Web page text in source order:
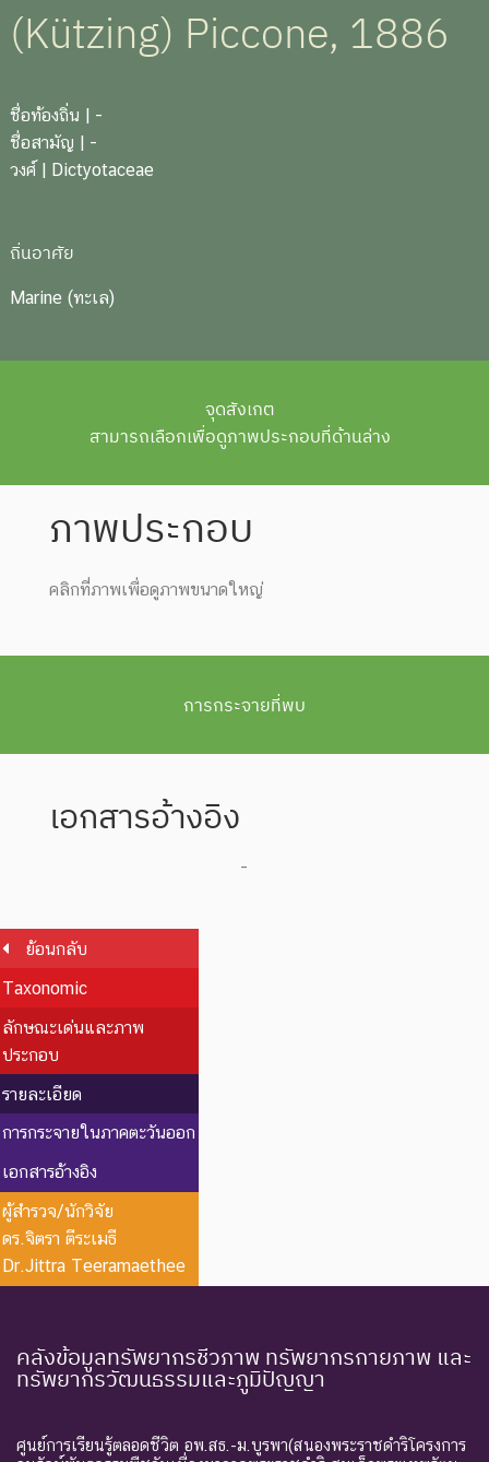
(Kützing) Piccone, 1886
ชื่อท้องถิ่น | -
ชื่อสามัญ | -
วงศ์ | Dictyotaceae
ถิ่นอาศัย
Marine (ทะเล)
จุดสังเกต
สามารถเลือกเพื่อดูภาพประกอบที่ด้านล่าง
ภาพประกอบ
คลิกที่ภาพเพื่อดูภาพขนาดใหญ่
การกระจายที่พบ
เอกสารอ้างอิง
-
ย้อนกลับ
Taxonomic
ลักษณะเด่นและภาพ
ประกอบ
รายละเอียด
การกระจายในภาคตะวันออก
เอกสารอ้างอิง
ผู้สำรวจ/นักวิจัย
ดร.จิตรา ตีระเมธี
Dr.Jittra Teeramaethee
คลังข้อมูลทรัพยากรชีวภาพ ทรัพยากรกายภาพ และ
ทรัพยากรวัฒนธรรมและภูมิปัญญา
ศูนย์การเรียนรู้ตลอดชีวิต อพ.สธ.-ม.บูรพา(สนองพระราชดำริโครงการ